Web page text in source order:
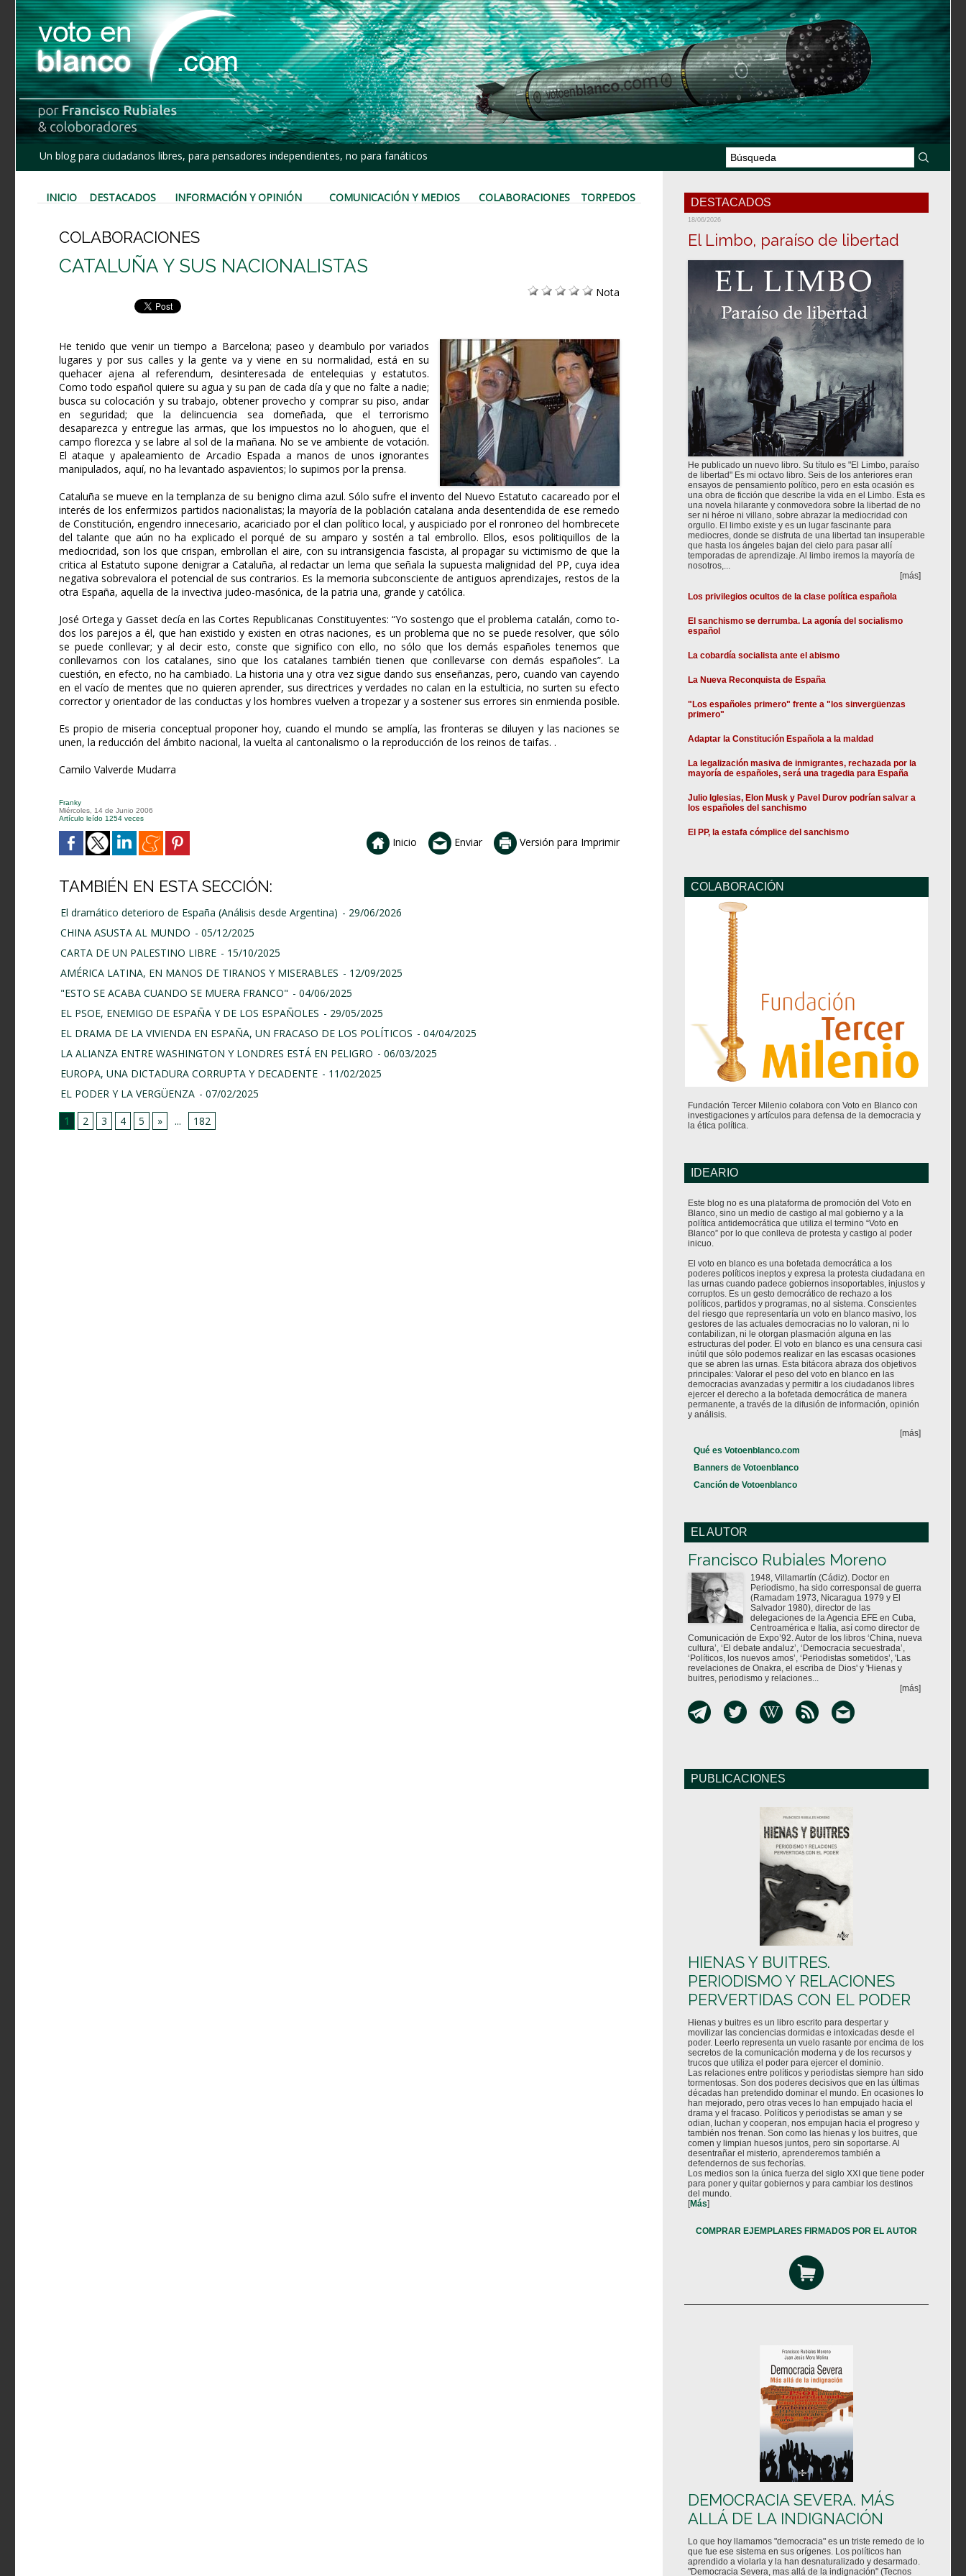
Un blog para ciudadanos libres, para pensadores independientes, no para fanáticos
INICIO DESTACADOS INFORMACIÓN Y OPINIÓN COMUNICACIÓN Y MEDIOS COLABORACIONES TORPEDOS
COLABORACIONES
CATALUÑA Y SUS NACIONALISTAS
Nota
He tenido que venir un tiempo a Barcelona; paseo y deambulo por variados
lugares y por sus calles y la gente va y viene en su normalidad, está en su
quehacer ajena al referendum, desinteresada de entelequias y estatutos.
Como todo español quiere su agua y su pan de cada día y que no falte a nadie;
busca su colocación y su trabajo, obtener provecho y comprar su piso, andar
en seguridad; que la delincuencia sea domeñada, que el terrorismo
desaparezca y entregue las armas, que los impuestos no lo ahoguen, que el
campo florezca y se labre al sol de la mañana. No se ve ambiente de votación.
El ataque y apaleamiento de Arcadio Espada a manos de unos ignorantes
manipulados, aquí, no ha levantado aspavientos; lo supimos por la prensa.
Cataluña se mueve en la templanza de su benigno clima azul. Sólo sufre el invento del Nuevo Estatuto cacareado por el
interés de los enfermizos partidos nacionalistas; la mayoría de la población catalana anda desentendida de ese remedo
de Constitución, engendro innecesario, acariciado por el clan po­lítico local, y auspiciado por el ronroneo del hombrecete
del talante que aún no ha explicado el porqué de su amparo y sostén a tal embrollo. Ellos, esos politiquillos de la
mediocridad, son los que crispan, embrollan el aire, con su intransigencia fascista, al propagar su victimismo de que la
critica al Estatuto supone denigrar a Cataluña, al redactar un lema que señala la supuesta malignidad del PP, cuya idea
negativa sobrevalora el potencial de sus contrarios. Es la memoria subconsciente de antiguos aprendizajes, restos de la
otra España, aquella de la invectiva judeo-masónica, de la patria una, grande y católica.
José Ortega y Gasset decía en las Cortes Repu­blicanas Constituyentes: “Yo sostengo que el problema catalán, como to­
dos los parejos a él, que han existido y existen en otras naciones, es un problema que no se puede resolver, que sólo
se puede conlle­var; y al decir esto, conste que significo con ello, no sólo que los demás españo­les tenemos que
conllevarnos con los catalanes, sino que los catalanes también tienen que conllevarse con demás españoles”. La
cuestión, en efecto, no ha cambiado. La historia una y otra vez sigue dando sus enseñanzas, pero, cuando van cayendo
en el vacío de mentes que no quieren aprender, sus directrices y verdades no calan en la estulticia, no surten su efecto
corrector y orientador de las conductas y los hombres vuelven a tropezar y a sostener sus errores sin enmienda posible.
Es propio de miseria conceptual proponer hoy, cuando el mundo se amplía, las fronteras se diluyen y las naciones se
unen, la reducción del ámbito nacional, la vuelta al cantonalismo o la reproducción de los reinos de taifas. .
Camilo Valverde Mudarra
Franky
Miércoles, 14 de Junio 2006
Artículo leído 1254 veces
Inicio Enviar Versión para Imprimir
TAMBIÉN EN ESTA SECCIÓN:
El dramático deterioro de España (Análisis desde Argentina) - 29/06/2026
CHINA ASUSTA AL MUNDO - 05/12/2025
CARTA DE UN PALESTINO LIBRE - 15/10/2025
AMÉRICA LATINA, EN MANOS DE TIRANOS Y MISERABLES - 12/09/2025
"ESTO SE ACABA CUANDO SE MUERA FRANCO" - 04/06/2025
EL PSOE, ENEMIGO DE ESPAÑA Y DE LOS ESPAÑOLES - 29/05/2025
EL DRAMA DE LA VIVIENDA EN ESPAÑA, UN FRACASO DE LOS POLÍTICOS - 04/04/2025
LA ALIANZA ENTRE WASHINGTON Y LONDRES ESTÁ EN PELIGRO - 06/03/2025
EUROPA, UNA DICTADURA CORRUPTA Y DECADENTE - 11/02/2025
EL PODER Y LA VERGÜENZA - 07/02/2025
1
2 3 4 5 » ... 182
DESTACADOS
18/06/2026
El Limbo, paraíso de libertad
He publicado un nuevo libro. Su título es "El Limbo, paraíso
de libertad" Es mi octavo libro. Seis de los anteriores eran
ensayos de pensamiento político, pero en esta ocasión es
una obra de ficción que describe la vida en el Limbo. Esta es
una novela hilarante y conmovedora sobre la libertad de no
ser ni héroe ni villano, sobre abrazar la mediocridad con
orgullo. El limbo existe y es un lugar fascinante para
mediocres, donde se disfruta de una libertad tan insuperable
que hasta los ángeles bajan del cielo para pasar allí
temporadas de aprendizaje. Al limbo iremos la mayoría de
nosotros,...
[más]
Los privilegios ocultos de la clase política española
El sanchismo se derrumba. La agonía del socialismo
español
La cobardía socialista ante el abismo
La Nueva Reconquista de España
"Los españoles primero" frente a "los sinvergüenzas
primero"
Adaptar la Constitución Española a la maldad
La legalización masiva de inmigrantes, rechazada por la
mayoría de españoles, será una tragedia para España
Julio Iglesias, Elon Musk y Pavel Durov podrían salvar a
los españoles del sanchismo
El PP, la estafa cómplice del sanchismo
COLABORACIÓN
Fundación Tercer Milenio colabora con Voto en Blanco con
investigaciones y artículos para defensa de la democracia y
la ética política.
IDEARIO
Este blog no es una plataforma de promoción del Voto en
Blanco, sino un medio de castigo al mal gobierno y a la
política antidemocrática que utiliza el termino “Voto en
Blanco” por lo que conlleva de protesta y castigo al poder
inicuo.
El voto en blanco es una bofetada democrática a los
poderes políticos ineptos y expresa la protesta ciudadana en
las urnas cuando padece gobiernos insoportables, injustos y
corruptos. Es un gesto democrático de rechazo a los
políticos, partidos y programas, no al sistema. Conscientes
del riesgo que representaría un voto en blanco masivo, los
gestores de las actuales democracias no lo valoran, ni lo
contabilizan, ni le otorgan plasmación alguna en las
estructuras del poder. El voto en blanco es una censura casi
inútil que sólo podemos realizar en las escasas ocasiones
que se abren las urnas. Esta bitácora abraza dos objetivos
principales: Valorar el peso del voto en blanco en las
democracias avanzadas y permitir a los ciudadanos libres
ejercer el derecho a la bofetada democrática de manera
permanente, a través de la difusión de información, opinión
y análisis.
[más]
Qué es Votoenblanco.com
Banners de Votoenblanco
Canción de Votoenblanco
EL AUTOR
Francisco Rubiales Moreno
1948, Villamartín (Cádiz). Doctor en
Periodismo, ha sido corresponsal de guerra
(Ramadam 1973, Nicaragua 1979 y El
Salvador 1980), director de las
delegaciones de la Agencia EFE en Cuba,
Centroamérica e Italia, así como director de
Comunicación de Expo’92. Autor de los libros ‘China, nueva
cultura’, ‘El debate andaluz’, ‘Democracia secuestrada’,
‘Políticos, los nuevos amos’, ‘Periodistas sometidos’, 'Las
revelaciones de Onakra, el escriba de Dios' y 'Hienas y
buitres, periodismo y relaciones...
[más]
PUBLICACIONES
HIENAS Y BUITRES.
PERIODISMO Y RELACIONES
PERVERTIDAS CON EL PODER
Hienas y buitres es un libro escrito para despertar y
movilizar las conciencias dormidas e intoxicadas desde el
poder. Leerlo representa un vuelo rasante por encima de los
secretos de la comunicación moderna y de los recursos y
trucos que utiliza el poder para ejercer el dominio.
Las relaciones entre políticos y periodistas siempre han sido
tormentosas. Son dos poderes decisivos que en las últimas
décadas han pretendido dominar el mundo. En ocasiones lo
han mejorado, pero otras veces lo han empujado hacia el
drama y el fracaso. Políticos y periodistas se aman y se
odian, luchan y cooperan, nos empujan hacia el progreso y
también nos frenan. Son como las hienas y los buitres, que
comen y limpian huesos juntos, pero sin soportarse. Al
desentrañar el misterio, aprenderemos también a
defendernos de sus fechorías.
Los medios son la única fuerza del siglo XXI que tiene poder
para poner y quitar gobiernos y para cambiar los destinos
del mundo.
[Más]
COMPRAR EJEMPLARES FIRMADOS POR EL AUTOR
DEMOCRACIA SEVERA. MÁS
ALLÁ DE LA INDIGNACIÓN
Lo que hoy llamamos "democracia" es un triste remedo de lo
que fue ese sistema en sus orígenes. Los políticos han
aprendido a violarla y la han desnaturalizado y desarmado.
"Democracia Severa, mas allá de la indignación" (Tecnos